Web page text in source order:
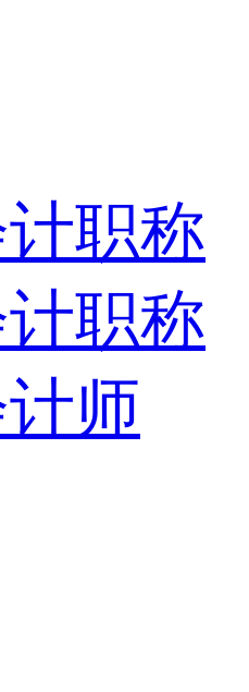
职称
职称
师